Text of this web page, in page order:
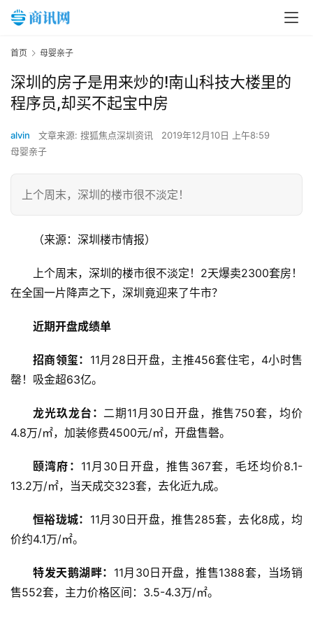
首页 母婴亲子
深圳的房子是用来炒的!南山科技大楼里的
程序员,却买不起宝中房
alvin 文章来源: 搜狐焦点深圳资讯
2019年12月10日 上午8:59
母婴亲子
上个周末，深圳的楼市很不淡定！
（来源：深圳楼市情报）
上个周末，深圳的楼市很不淡定！2天爆卖2300套房！
在全国一片降声之下，深圳竟迎来了牛市？
近期开盘成绩单
招商领玺： 11月28日开盘，主推456套住宅，4小时售
罄！吸金超63亿。
龙光玖龙台： 二期11月30日开盘，推售750套，均价
4.8万/㎡，加装修费4500元/㎡，开盘售磬。
颐湾府： 11月30日开盘，推售367套，毛坯均价8.1-
13.2万/㎡，当天成交323套，去化近九成。
恒裕珑城： 11月30日开盘，推售285套，去化8成，均
价约4.1万/㎡。
特发天鹅湖畔： 11月30日开盘，推售1388套，当场销
售552套，主力价格区间：3.5-4.3万/㎡。